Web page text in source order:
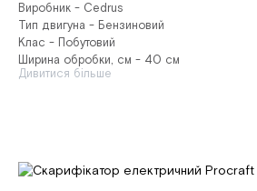
Виробник - Cedrus
Тип двигуна - Бензиновий
Клас - Побутовий
Ширина обробки, см - 40 см
Дивитися більше